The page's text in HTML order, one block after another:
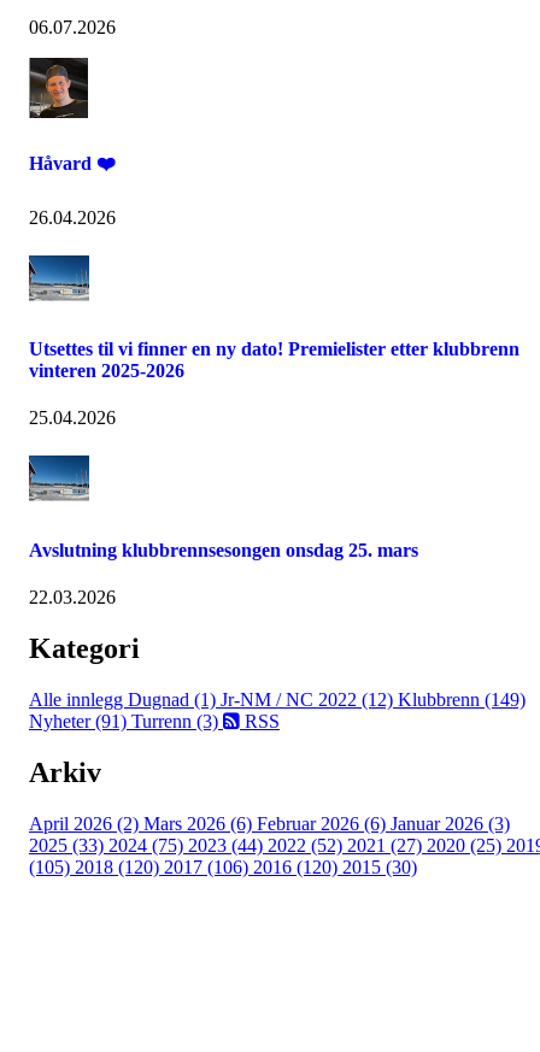
06.07.2026
Håvard ❤️
26.04.2026
Utsettes til vi finner en ny dato! Premielister etter klubbrenn
vinteren 2025-2026
25.04.2026
Avslutning klubbrennsesongen onsdag 25. mars
22.03.2026
Kategori
Alle innlegg Dugnad (1) Jr-NM / NC 2022 (12) Klubbrenn (149)
Nyheter (91) Turrenn (3) RSS
Arkiv
April 2026 (2) Mars 2026 (6) Februar 2026 (6) Januar 2026 (3)
2025 (33) 2024 (75) 2023 (44) 2022 (52) 2021 (27) 2020 (25)
(105) 2018 (120) 2017 (106) 2016 (120) 2015 (30)